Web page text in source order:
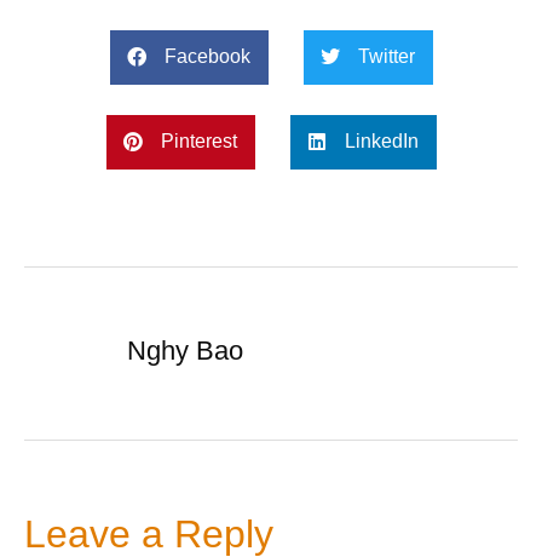
Facebook Twitter
Pinterest LinkedIn
Nghy Bao
Leave a Reply